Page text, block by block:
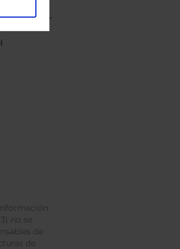
no se
de
de